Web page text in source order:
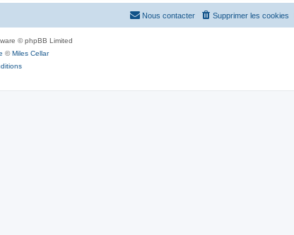
Supprimer les cookies
Nous contacter
© phpBB Limited
©Miles Cellar